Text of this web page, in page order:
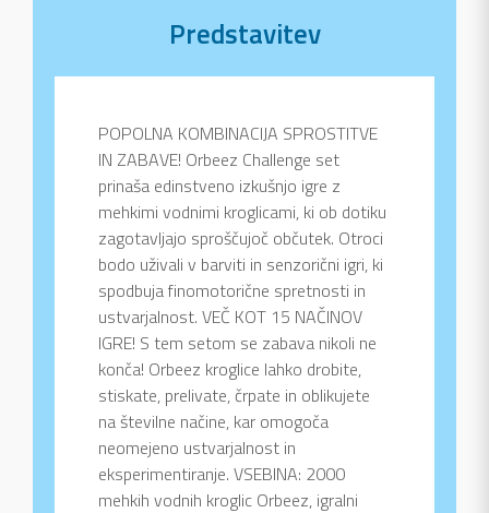
Predstavitev
POPOLNA KOMBINACIJA SPROSTITVE
IN ZABAVE! Orbeez Challenge set
prinaša edinstveno izkušnjo igre z
mehkimi vodnimi kroglicami, ki ob dotiku
zagotavljajo sproščujoč občutek. Otroci
bodo uživali v barviti in senzorični igri, ki
spodbuja finomotorične spretnosti in
ustvarjalnost. VEČ KOT 15 NAČINOV
IGRE! S tem setom se zabava nikoli ne
konča! Orbeez kroglice lahko drobite,
stiskate, prelivate, črpate in oblikujete
na številne načine, kar omogoča
neomejeno ustvarjalnost in
eksperimentiranje. VSEBINA: 2000
mehkih vodnih kroglic Orbeez, igralni